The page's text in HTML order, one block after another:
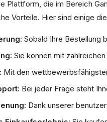
Plattform, die im Bereich
Vorteile. Hier sind einige
Sobald Ihre Bestellung
Sie können mit
Mit den
Bei jeder Frage steht
Dank unserer